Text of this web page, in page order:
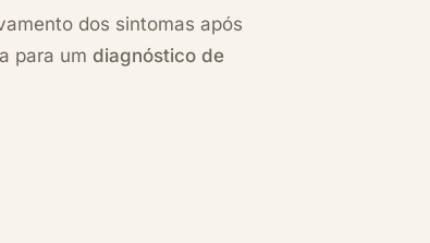
dos sintomas após
para um diagnóstico de